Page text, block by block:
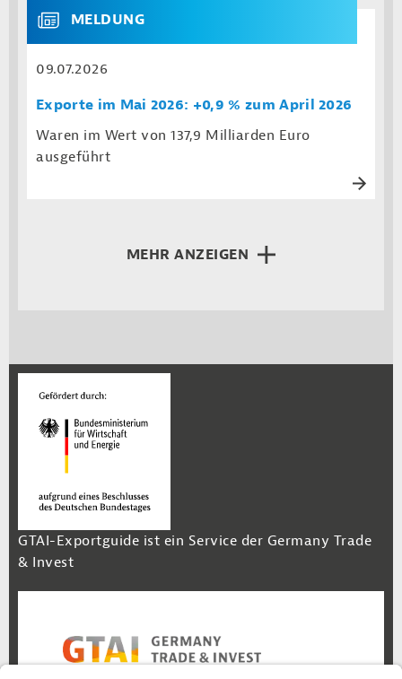
MELDUNG
09.07.2026
Exporte im Mai 2026: +0,9 % zum April 2026
Waren im Wert von 137,9 Milliarden Euro
ausgeführt
MEHR ANZEIGEN
GTAI-Exportguide ist ein Service der Germany Trade
& Invest